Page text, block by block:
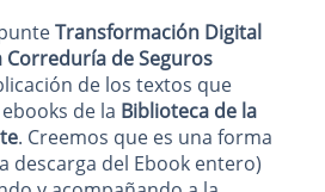
Transformación Digital
Correduría de Seguros
de los textos que
de la Biblioteca de la
. Creemos que es una forma
descarga del Ebook entero)